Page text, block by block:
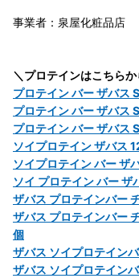
事業者：泉屋化粧品店
＼プロテインはこちらか
プロテイン バー ザバス
プロテイン バー ザバス
プロテイン バー ザバス
ソイプロテイン ザバス
ソイプロテイン バー ザ
ソイ プロテイン バー ザ
ザバス プロテインバー
ザバス プロテインバー
個
ザバス ソイプロテイン
ザバス ソイプロテイン